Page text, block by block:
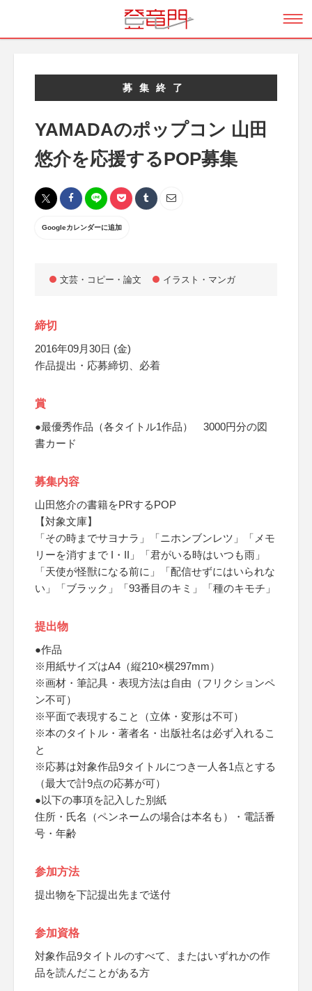
募集終了
YAMADAのポップコン 山田
悠介を応援するPOP募集
Googleカレンダーに追加
文芸・コピー・論文 イラスト・マンガ
締切
2016年09月30日 (金)
作品提出・応募締切、必着
賞
●最優秀作品（各タイトル1作品） 3000円分の図
書カード
募集内容
山田悠介の書籍をPRするPOP
【対象文庫】
「その時までサヨナラ」「ニホンブンレツ」「メモ
リーを消すまで I・II」「君がいる時はいつも雨」
「天使が怪獣になる前に」「配信せずにはいられな
い」「ブラック」「93番目のキミ」「種のキモチ」
提出物
●作品
※用紙サイズはA4（縦210×横297mm）
※画材・筆記具・表現方法は自由（フリクションペ
ン不可）
※平面で表現すること（立体・変形は不可）
※本のタイトル・著者名・出版社名は必ず入れるこ
と
※応募は対象作品9タイトルにつき一人各1点とする
（最大で計9点の応募が可）
●以下の事項を記入した別紙
住所・氏名（ペンネームの場合は本名も）・電話番
号・年齢
参加方法
提出物を下記提出先まで送付
参加資格
対象作品9タイトルのすべて、またはいずれかの作
品を読んだことがある方